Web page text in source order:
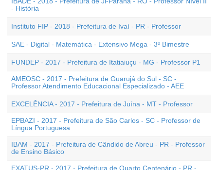
- História
Instituto FIP - 2018 - Prefeitura de Ivaí - PR - Professor
SAE - Digital - Matemática - Extensivo Mega - 3º Bimestre
FUNDEP - 2017 - Prefeitura de Itatiaiuçu - MG - Professor P1
AMEOSC - 2017 - Prefeitura de Guarujá do Sul - SC -
Professor Atendimento Educacional Especializado - AEE
EXCELÊNCIA - 2017 - Prefeitura de Juína - MT - Professor
EPBAZI - 2017 - Prefeitura de São Carlos - SC - Professor de
Língua Portuguesa
IBAM - 2017 - Prefeitura de Cândido de Abreu - PR - Professor
de Ensino Básico
EXATUS-PR - 2017 - Prefeitura de Quarto Centenário - PR -